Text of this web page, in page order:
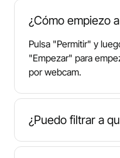
¿Cómo empiezo
Pulsa "Permitir" y
"Empezar" para
por webcam.
¿Puedo filtrar a
Aunque la plataforma